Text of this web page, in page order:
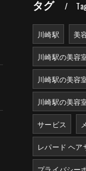
タグ
川崎駅 美
川崎駅の美容
川崎駅の美容
川崎駅の美容
サービス
レパード ヘア
プライバシー